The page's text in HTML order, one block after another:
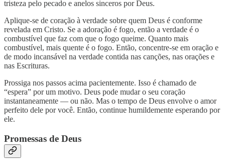
tristeza pelo pecado e anelos sinceros por Deus.
Aplique-se de coração à verdade sobre quem Deus é conforme
revelada em Cristo. Se a adoração é fogo, então a verdade é o
combustível que faz com que o fogo queime. Quanto mais
combustível, mais quente é o fogo. Então, concentre-se em oração e
de modo incansável na verdade contida nas canções, nas orações e
nas Escrituras.
Prossiga nos passos acima pacientemente. Isso é chamado de
“espera” por um motivo. Deus pode mudar o seu coração
instantaneamente — ou não. Mas o tempo de Deus envolve o amor
perfeito dele por você. Então, continue humildemente esperando por
ele.
Promessas de Deus